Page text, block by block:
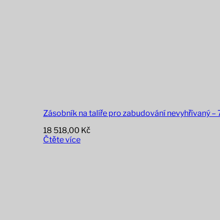
Zásobník na talíře pro zabudování nevyhřívaný –
18 518,00 Kč
Čtěte více